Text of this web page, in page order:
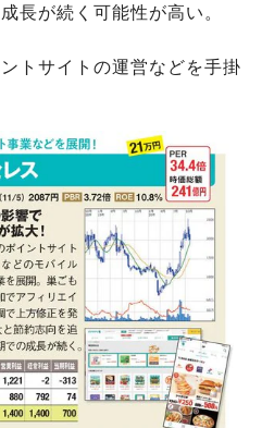
長が続く可能性が高い。
トサイトの運営などを手掛